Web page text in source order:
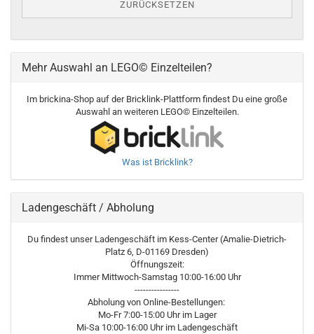
ZURÜCKSETZEN
Mehr Auswahl an LEGO© Einzelteilen?
Im brickina-Shop auf der Bricklink-Plattform findest Du eine große
Auswahl an weiteren LEGO© Einzelteilen.
Was ist Bricklink?
Ladengeschäft / Abholung
Du findest unser Ladengeschäft im Kess-Center (Amalie-Dietrich-
Platz 6, D-01169 Dresden)
Öffnungszeit:
Immer Mittwoch-Samstag 10:00-16:00 Uhr
----------------
Abholung von Online-Bestellungen:
Mo-Fr 7:00-15:00 Uhr im Lager
Mi-Sa 10:00-16:00 Uhr im Ladengeschäft